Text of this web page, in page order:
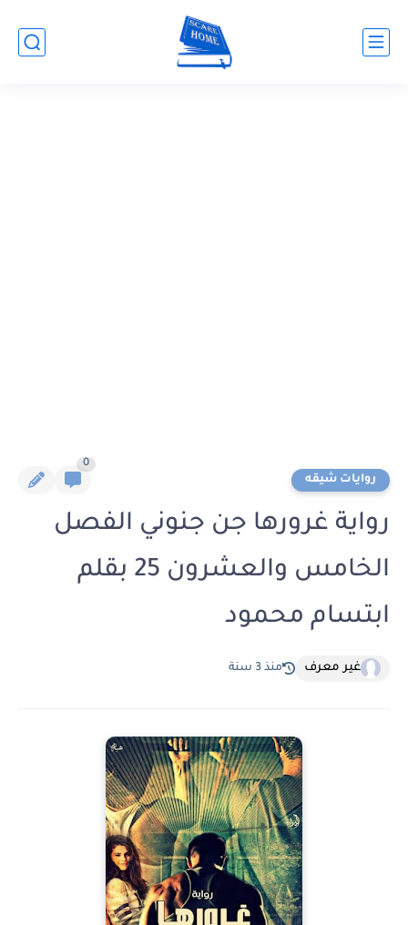
روايات شيقه
0
رواية غرورها جن جنوني الفصل
الخامس والعشرون 25 بقلم
ابتسام محمود
غير معرف منذ 3 سنة